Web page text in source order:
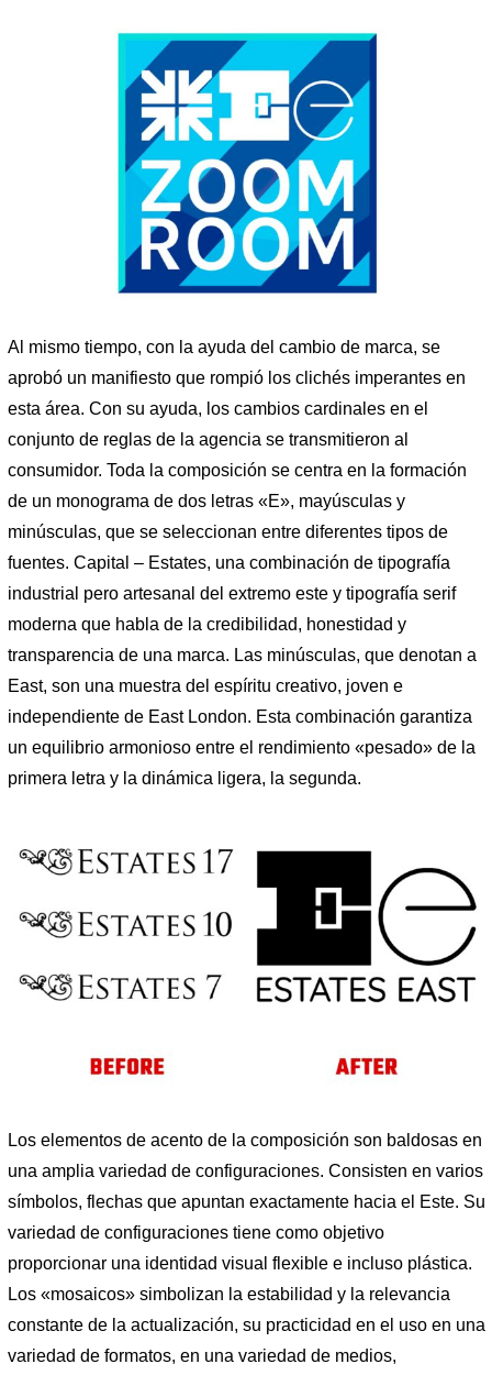
Al mismo tiempo, con la ayuda del cambio de marca, se
aprobó un manifiesto que rompió los clichés imperantes en
esta área. Con su ayuda, los cambios cardinales en el
conjunto de reglas de la agencia se transmitieron al
consumidor. Toda la composición se centra en la formación
de un monograma de dos letras «E», mayúsculas y
minúsculas, que se seleccionan entre diferentes tipos de
fuentes. Capital – Estates, una combinación de tipografía
industrial pero artesanal del extremo este y tipografía serif
moderna que habla de la credibilidad, honestidad y
transparencia de una marca. Las minúsculas, que denotan a
East, son una muestra del espíritu creativo, joven e
independiente de East London. Esta combinación garantiza
un equilibrio armonioso entre el rendimiento «pesado» de la
primera letra y la dinámica ligera, la segunda.
Los elementos de acento de la composición son baldosas en
una amplia variedad de configuraciones. Consisten en varios
símbolos, flechas que apuntan exactamente hacia el Este. Su
variedad de configuraciones tiene como objetivo
proporcionar una identidad visual flexible e incluso plástica.
Los «mosaicos» simbolizan la estabilidad y la relevancia
constante de la actualización, su practicidad en el uso en una
variedad de formatos, en una variedad de medios,